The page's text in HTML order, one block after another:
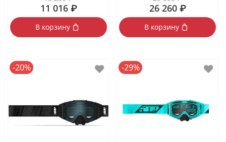
11 016 ₽
В корзину
26 260 ₽
В корзину
-20% -29%